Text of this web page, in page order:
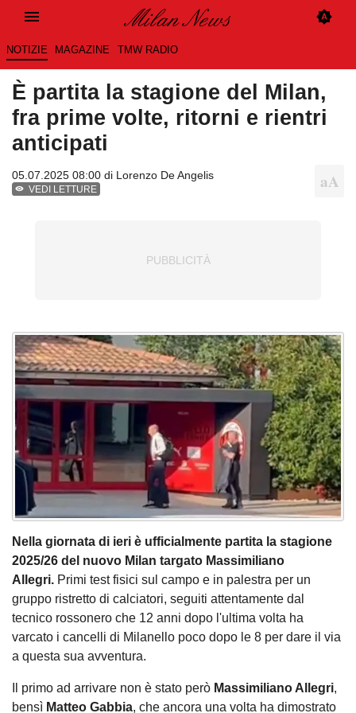
NOTIZIE MAGAZINE TMW RADIO
È partita la stagione del Milan,
fra prime volte, ritorni e rientri
anticipati
05.07.2025 08:00 di Lorenzo De Angelis
VEDI LETTURE
Nella giornata di ieri è ufficialmente partita la stagione
2025/26 del nuovo Milan targato Massimiliano
Allegri. Primi test fisici sul campo e in palestra per un
gruppo ristretto di calciatori, seguiti attentamente dal
tecnico rossonero che 12 anni dopo l'ultima volta ha
varcato i cancelli di Milanello poco dopo le 8 per dare il via
a questa sua avventura.
Il primo ad arrivare non è stato però Massimiliano Allegri,
bensì Matteo Gabbia, che ancora una volta ha dimostrato